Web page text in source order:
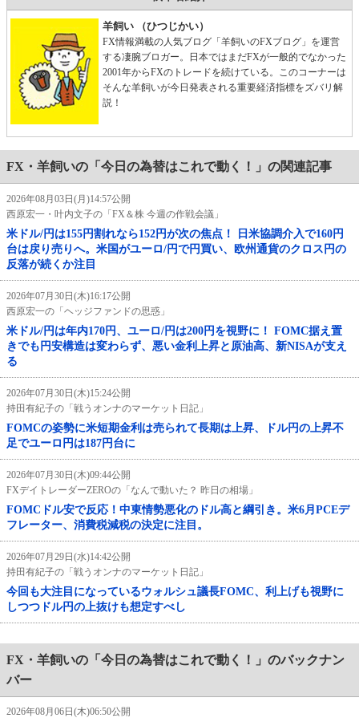
羊飼い （ひつじかい）
FX情報満載の人気ブログ「羊飼いのFXブログ」を運営
する凄腕ブロガー。日本ではまだFXが一般的でなかった
2001年からFXのトレードを続けている。このコーナーは
そんな羊飼いが今日発表される重要経済指標をズバリ解
説！
FX・羊飼いの「今日の為替はこれで動く！」の関連記事
2026年08月03日(月)14:57公開
西原宏一・叶内文子の「FX＆株 今週の作戦会議」
米ドル/円は155円割れなら152円が次の焦点！ 日米協調介入で160円
台は戻り売りへ。米国がユーロ/円で円買い、欧州通貨のクロス円の
反落が続くか注目
2026年07月30日(木)16:17公開
西原宏一の「ヘッジファンドの思惑」
米ドル/円は年内170円、ユーロ/円は200円を視野に！ FOMC据え置
きでも円安構造は変わらず、悪い金利上昇と原油高、新NISAが支え
る
2026年07月30日(木)15:24公開
持田有紀子の「戦うオンナのマーケット日記」
FOMCの姿勢に米短期金利は売られて長期は上昇、ドル円の上昇不
足でユーロ円は187円台に
2026年07月30日(木)09:44公開
FXデイトレーダーZEROの「なんで動いた？ 昨日の相場」
FOMCドル安で反応！中東情勢悪化のドル高と綱引き。米6月PCEデ
フレーター、消費税減税の決定に注目。
2026年07月29日(水)14:42公開
持田有紀子の「戦うオンナのマーケット日記」
今回も大注目になっているウォルシュ議長FOMC、利上げも視野に
しつつドル円の上抜けも想定すべし
FX・羊飼いの「今日の為替はこれで動く！」のバックナン
バー
2026年08月06日(木)06:50公開